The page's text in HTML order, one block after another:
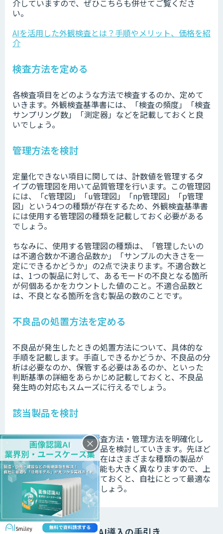
介していますので、ぜひこちらも併せてご覧くださ
い。
AIを活用した外観検査とは？手順やメリット、価格を紹
介
検査方法を定める
各検査項目をどのような方法で検査するのか、定めて
いきます。外観検査基準書には、「検査の頻度」「検査
サンプリング数」「測定器」などを記載しておくと良
いでしょう。
管理方法を検討
定量化できない項目に関しては、計数値を管理するタ
イプの管理図を用いて品質管理を行います。この管理図
には、「c管理図」「u管理図」「np管理図」「p管理
図」という4つの種類が存在するため、外観検査基準書
には使用する管理図の種類を記載しておく必要がある
でしょう。
ちなみに、使用する管理図の種類は、「管理したいの
は不適合数か不適合品数か」「サンプルの大きさを一
定にできるかどうか」の2点で決まります。不適合数と
は、1つの製品に対して、あるモードの不良となる箇所
が何個あるかをカウントした値のこと。不適合品数と
は、不良となる箇所を含む製品の数のことです。
不良品の処置方法を定める
不良品が発生したときの処置方法について、具体的な
手順を記載します。手直しできるかどうか、不良品の分
析は必要なのか、保管する必要はあるのか、といった
判断基準の詳細をあらかじめ記載しておくと、不良品
発生時の対応もスムーズに行えるでしょう。
該当製品を検討
課題目的・検査項目・検査方法・管理方法を明確化し
たら、実際に該当する製品を検討していきます。先ほど
もご紹介したように、現在はさまざまな種類の製品が
存在しており、特徴や機能も大きく異なりますので、上
記のポイントを明確化しておくと、自社にとって最適な
製品を選びやすくなるでしょう。
×